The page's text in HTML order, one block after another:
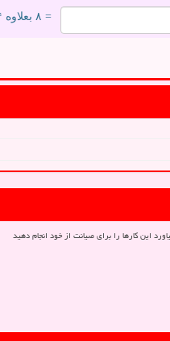
= ۸ بعلاوه ۴
این کارها را برای صیانت از خود انجام دهید